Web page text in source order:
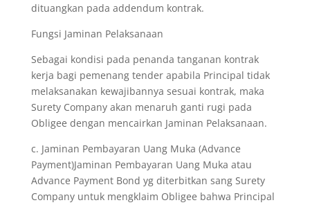
dituangkan pada addendum kontrak.
Fungsi Jaminan Pelaksanaan
Sebagai kondisi pada penanda tanganan kontrak
kerja bagi pemenang tender apabila Principal tidak
melaksanakan kewajibannya sesuai kontrak, maka
Surety Company akan menaruh ganti rugi pada
Obligee dengan mencairkan Jaminan Pelaksanaan.
c. Jaminan Pembayaran Uang Muka (Advance
Payment)Jaminan Pembayaran Uang Muka atau
Advance Payment Bond yg diterbitkan sang Surety
Company untuk mengklaim Obligee bahwa Principal